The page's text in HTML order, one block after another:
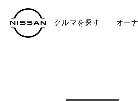
クルマを探す オー